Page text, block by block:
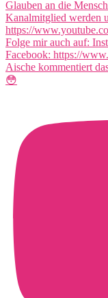
Aische kommentiert
😳